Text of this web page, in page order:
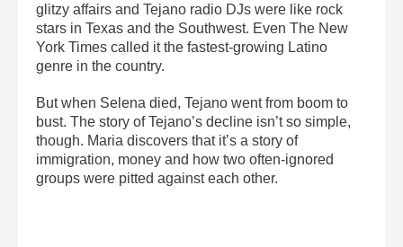
glitzy affairs and Tejano radio DJs were like rock
stars in Texas and the Southwest. Even The New
York Times called it the fastest-growing Latino
genre in the country.
But when Selena died, Tejano went from boom to
bust. The story of Tejano’s decline isn’t so simple,
though. Maria discovers that it’s a story of
immigration, money and how two often-ignored
groups were pitted against each other.